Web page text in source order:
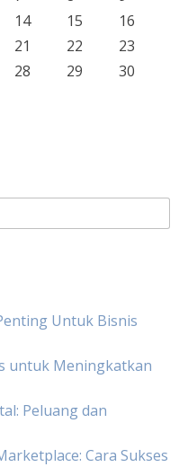
14 15
16
21 22
23
28 29
30
Untuk Bisnis
untuk Meningkatkan
Peluang dan
Cara Sukses